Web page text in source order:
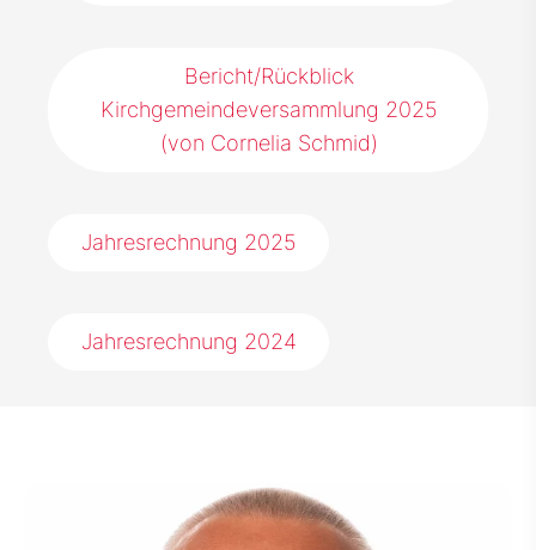
Bericht/Rückblick
Kirchgemeindeversammlung 2025
(von Cornelia Schmid)
Jahresrechnung 2025
Jahresrechnung 2024